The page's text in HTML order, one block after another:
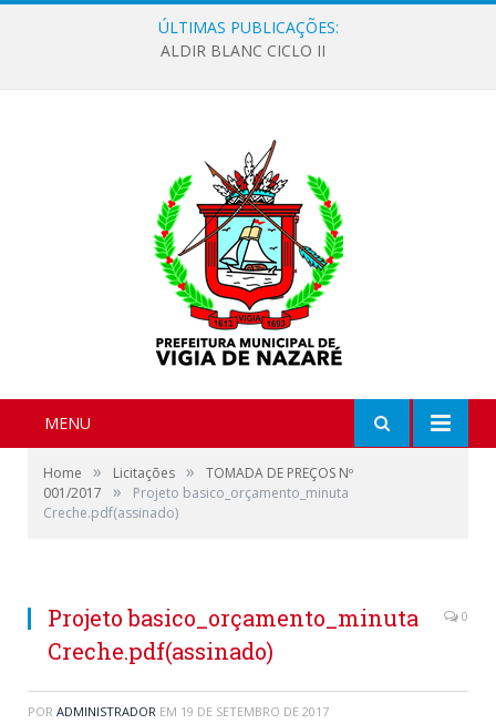
ÚLTIMAS PUBLICAÇÕES:
ALDIR BLANC CICLO II
MENU
Home » Licitações »
TOMADA DE PREÇOS Nº
001/2017
»
Projeto basico_orçamento_minuta
Creche.pdf(assinado)
Projeto basico_orçamento_minuta
Creche.pdf(assinado)
0
POR ADMINISTRADOR EM 19 DE SETEMBRO DE 2017